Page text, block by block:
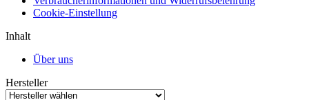
Cookie-Einstellung
Inhalt
Über uns
Hersteller